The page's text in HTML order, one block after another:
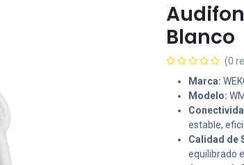
Blanco
(0
Marca:
Modelo:
estable,
Calidad de
equilibrado